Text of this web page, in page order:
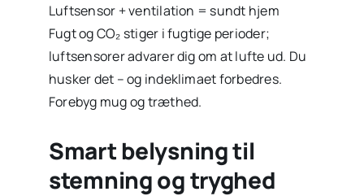
Luftsensor + ventilation = sundt hjem
Fugt og CO₂ stiger i fugtige perioder;
luftsensorer advarer dig om at lufte ud. Du
husker det – og indeklimaet forbedres.
Forebyg mug og træthed.
Smart belysning til
stemning og tryghed